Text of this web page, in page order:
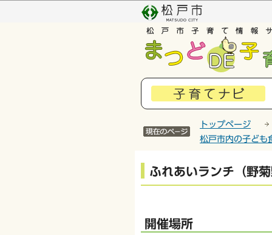
トップページ
松戸市内の子ども
本
文
か
ら
ふれあいランチ（野菊
開催場所